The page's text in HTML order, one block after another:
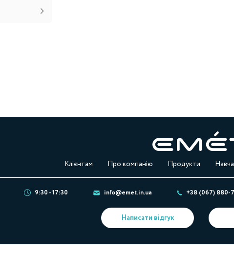
Клієнтам Про компанію Продукти
9:30 - 17:30 info@emet.in.ua +38 (067) 880-
Написати відгук